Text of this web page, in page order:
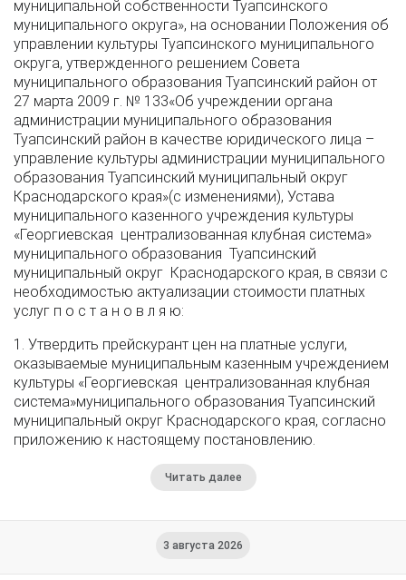
муниципальной собственности Туапсинского
муниципального округа», на основании Положения об
управлении культуры Туапсинского муниципального
округа, утвержденного решением Совета
муниципального образования Туапсинский район от
27 марта 2009 г. № 133«Об учреждении органа
администрации муниципального образования
Туапсинский район в качестве юридического лица –
управление культуры администрации муниципального
образования Туапсинский муниципальный округ
Краснодарского края»(с изменениями), Устава
муниципального казенного учреждения культуры
«Георгиевская централизованная клубная система»
муниципального образования Туапсинский
муниципальный округ Краснодарского края, в связи с
необходимостью актуализации стоимости платных
услуг п о с т а н о в л я ю:
1. Утвердить прейскурант цен на платные услуги,
оказываемые муниципальным казенным учреждением
культуры «Георгиевская централизованная клубная
система»муниципального образования Туапсинский
муниципальный округ Краснодарского края, согласно
приложению к настоящему постановлению.
Читать далее
3 августа 2026